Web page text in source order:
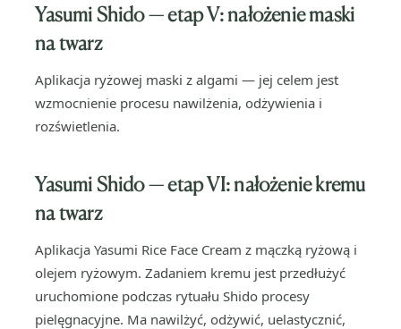
Yasumi Shido — etap V:nałożenie maski
na twarz
Aplikacja ryżowej maski z algami — jej celem jest
wzmocnienie procesu nawilżenia, odżywienia i
rozświetlenia.
Yasumi Shido — etap VI:nałożenie kremu
na twarz
Aplikacja Yasumi Rice Face Cream z mączką ryżową i
olejem ryżowym. Zadaniem kremu jest przedłużyć
uruchomione podczas rytuału Shido procesy
pielęgnacyjne. Ma nawilżyć, odżywić, uelastycznić,